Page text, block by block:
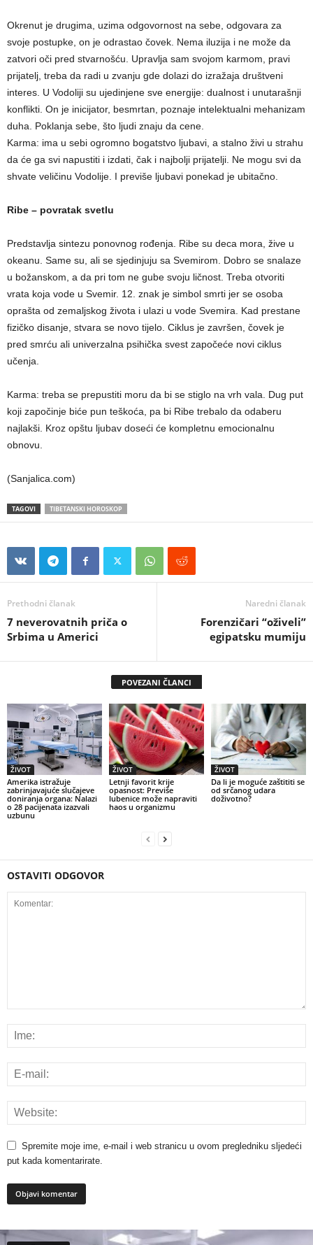
Okrenut je drugima, uzima odgovornost na sebe, odgovara za
svoje postupke, on je odrastao čovek. Nema iluzija i ne može da
zatvori oči pred stvarnošću. Upravlja sam svojom karmom, pravi
prijatelj, treba da radi u zvanju gde dolazi do izražaja društveni
interes. U Vodoliji su ujedinjene sve energije: dualnost i unutarašnji
konflikti. On je inicijator, besmrtan, poznaje intelektualni mehanizam
duha. Poklanja sebe, što ljudi znaju da cene.
Karma: ima u sebi ogromno bogatstvo ljubavi, a stalno živi u strahu
da će ga svi napustiti i izdati, čak i najbolji prijatelji. Ne mogu svi da
shvate veličinu Vodolije. I previše ljubavi ponekad je ubitačno.
Ribe – povratak svetlu
Predstavlja sintezu ponovnog rođenja. Ribe su deca mora, žive u
okeanu. Same su, ali se sjedinjuju sa Svemirom. Dobro se snalaze
u božanskom, a da pri tom ne gube svoju ličnost. Treba otvoriti
vrata koja vode u Svemir. 12. znak je simbol smrti jer se osoba
oprašta od zemaljskog života i ulazi u vode Svemira. Kad prestane
fizičko disanje, stvara se novo tijelo. Ciklus je završen, čovek je
pred smrću ali univerzalna psihička svest započeće novi ciklus
učenja.
Karma: treba se prepustiti moru da bi se stiglo na vrh vala. Dug put
koji započinje biće pun teškoća, pa bi Ribe trebalo da odaberu
najlakši. Kroz opštu ljubav doseći će kompletnu emocionalnu
obnovu.
(Sanjalica.com)
TAGOVI TIBETANSKI HOROSKOP
Prethodni članak
7 neverovatnih priča o
Srbima u Americi
Naredni članak
Forenzičari “oživeli”
egipatsku mumiju
POVEZANI ČLANCI
ŽIVOT
Amerika istražuje
zabrinjavajuće slučajeve
doniranja organa: Nalazi
o 28 pacijenata izazvali
uzbunu
ŽIVOT
Letnji favorit krije
opasnost: Previše
lubenice može napraviti
haos u organizmu
ŽIVOT
Da li je moguće zaštititi se
od srčanog udara
doživotno?
OSTAVITI ODGOVOR
Spremite moje ime, e-mail i web stranicu u ovom pregledniku sljedeći
put kada komentarirate.